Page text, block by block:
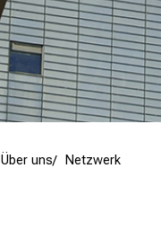
Über uns Netzwerk